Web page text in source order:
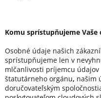
Komu sprístupňujeme Vaše
Osobné údaje našich
sprístupňujeme len v
mlčanlivosti príjemcu
štatutárneho orgánu, našim
doručovateľským